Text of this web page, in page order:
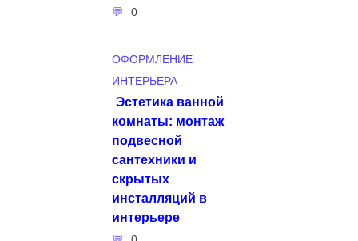
0
ОФОРМЛЕНИЕ
ИНТЕРЬЕРА
Эстетика ванной
комнаты: монтаж
подвесной
сантехники и
скрытых
инсталляций в
интерьере